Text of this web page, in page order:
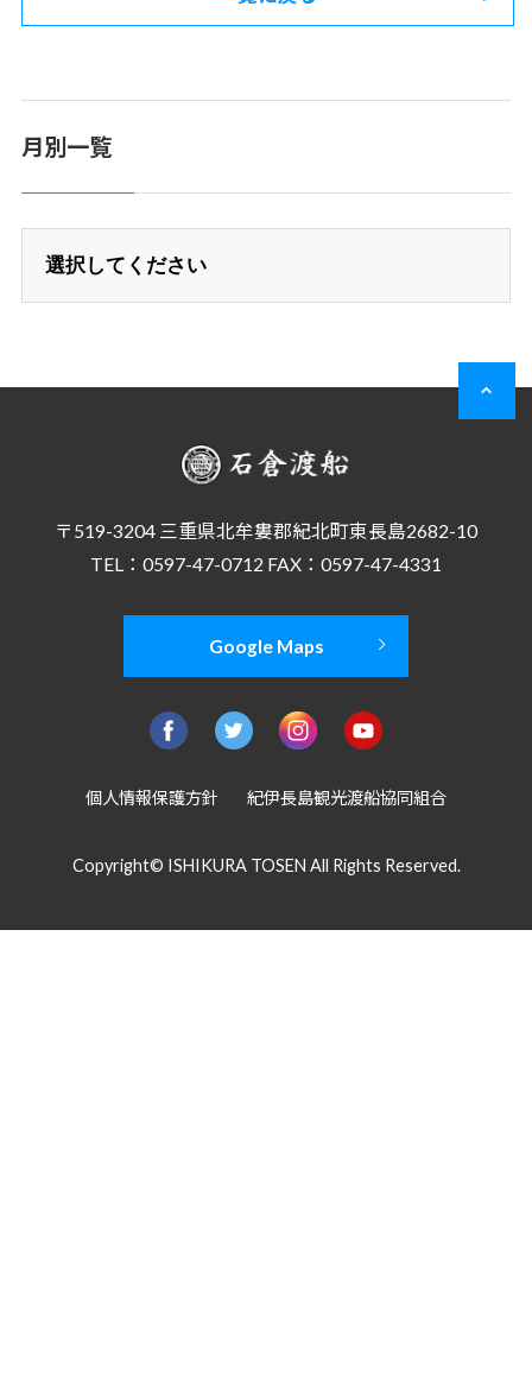
月別一覧
〒519-3204 三重県北牟婁郡紀北町東長島2682-10
TEL：0597-47-0712 FAX：0597-47-4331
Google Maps
個人情報保護方針 紀伊長島観光渡船協同組合
Copyright© ISHIKURA TOSEN All Rights Reserved.